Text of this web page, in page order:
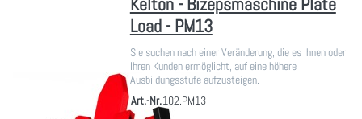
Kelton - Bizepsmaschine Plate
Load - PM13
Sie suchen nach einer Veränderung, die es Ihnen oder
Ihren Kunden ermöglicht, auf eine höhere
Ausbildungsstufe aufzusteigen.
Art.-Nr.102.PM13